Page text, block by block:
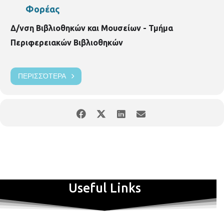
Φορέας
Δ/νση Βιβλιοθηκών και Μουσείων - Τμήμα
Περιφερειακών Βιβλιοθηκών
ΠΕΡΙΣΣΌΤΕΡΑ
Useful Links